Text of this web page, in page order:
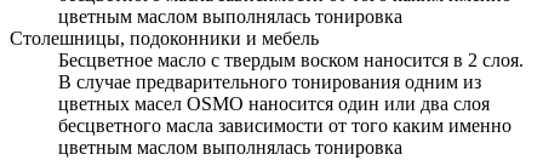
цветным маслом выполнялась тонировка
Столешницы, подоконники и мебель
Бесцветное масло с твердым воском наносится в 2 слоя.
В случае предварительного тонирования одним из
цветных масел OSMO наносится один или два слоя
бесцветного масла зависимости от того каким именно
цветным маслом выполнялась тонировка